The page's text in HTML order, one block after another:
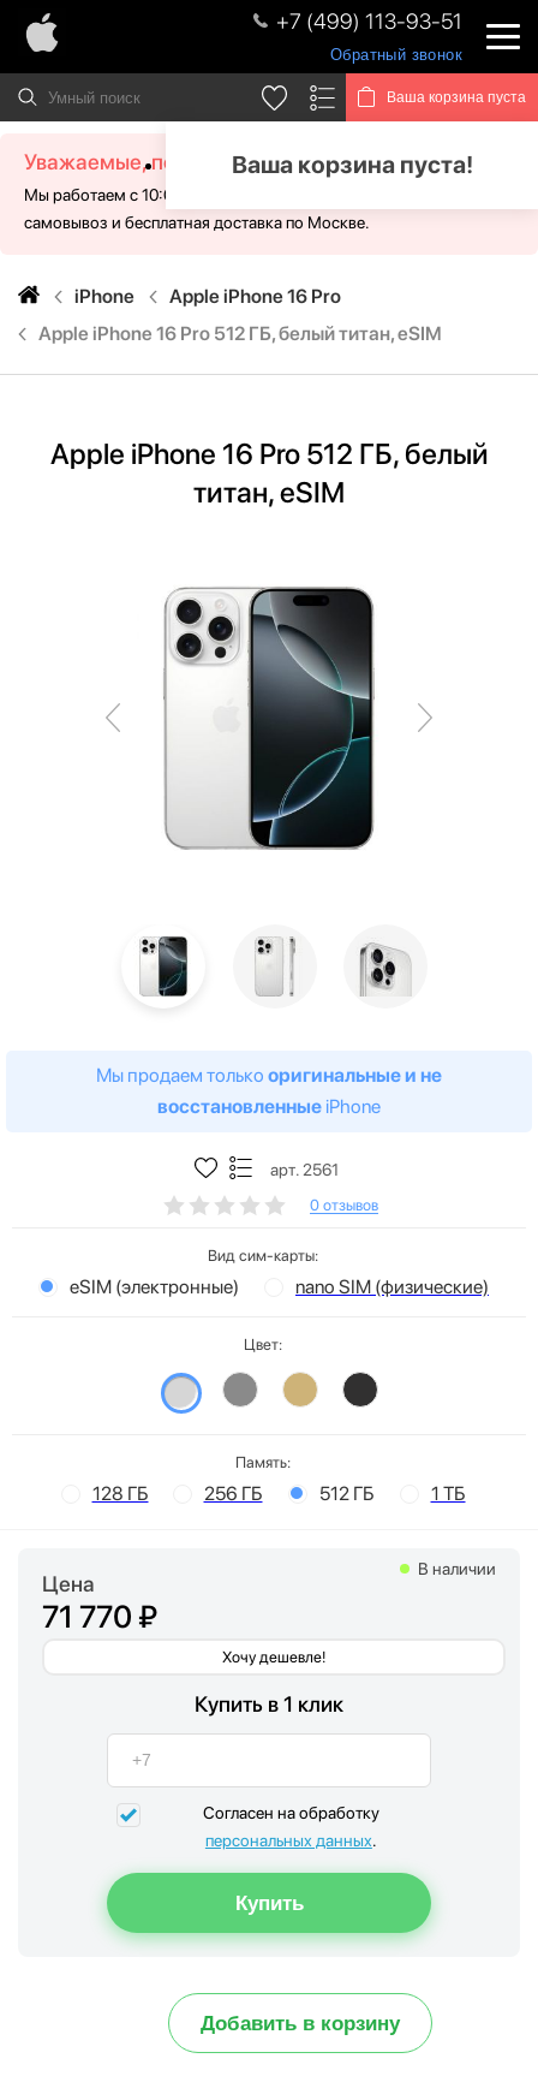
+7 (499) 113-93-51
Обратный звонок
Ваша корзина пуста
Ваша корзина пуста!
Уважаемые, посетители!
Мы работаем с 10:00 - 21:00 без выходных. Для Вас доступен
самовывоз и бесплатная доставка по Москве.
iPhone
Apple iPhone 16 Pro
Apple iPhone 16 Pro 512 ГБ, белый титан, eSIM
Apple iPhone 16 Pro 512 ГБ, белый
титан, eSIM
Мы продаем только оригинальные и не
восстановленные iPhone
арт. 2561
0 отзывов
Вид сим-карты:
eSIM (электронные) nano SIM (физические)
Цвет:
Память:
128 ГБ 256 ГБ 512 ГБ 1 ТБ
Цена
71 770 ₽
Хочу дешевле!
В наличии
Купить в 1 клик
Согласен на обработку
персональных данных.
Добавить в корзину